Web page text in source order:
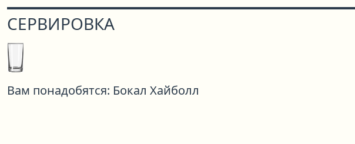
СЕРВИРОВКА
Вам понадобятся: Бокал Хайболл